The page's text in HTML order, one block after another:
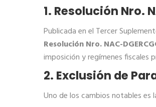
1. Resolución Nro.
Publicada en el Tercer
Resolución Nro. NAC-
imposición y regímenes fiscales
2. Exclusión de
Uno de los cambios notables es